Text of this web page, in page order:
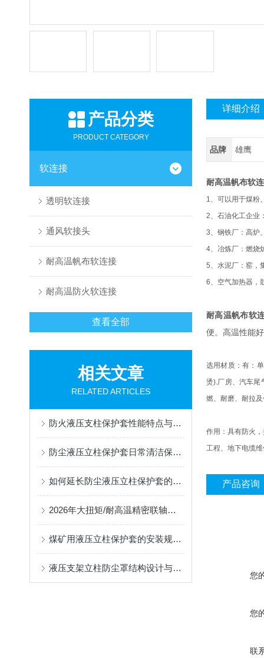
产品分类
PRODUCT CATEGORY
软连接
透明软连接
通风软接头
耐高温帆布软连接
耐高温防火软连接
查看全部
相关文章
RELATED ARTICLES
防火液压支柱保护套性能特点与阻燃防护应用
防尘液压立柱保护套日常清洁保养与更换规范
如何延长防尘液压立柱保护套的使用寿命？
2026年大扭矩/耐高温精密联轴器定制找哪家？能实现精准定制的优质厂家盘点
煤矿用液压立柱保护套的安装规范与使用寿命提升方案
液压支架立柱防尘罩结构设计与密封防护原理
详细介绍
品牌 雄鹰
耐高温帆布软
1、 可以用于煤粉
2、石油化工企业
3、钢铁厂：高炉
4、冶炼厂：燃烧
5、水泥厂：窑，
6、空气加热器，
耐高温帆布软
便。高温性能
选用材质：有：
烫).厂房、汽车尾
燃、耐磨、耐拉
作用：具有防火
工程、地下电缆
产品咨询
您
您
联